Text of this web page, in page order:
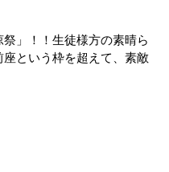
」！！生徒様方の素晴ら
という枠を超えて、素敵